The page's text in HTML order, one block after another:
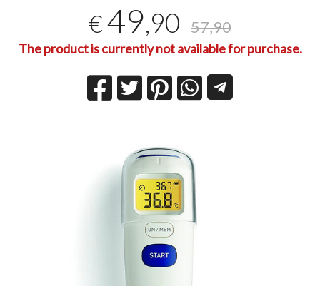
€49,90 57,90
The product is currently not available for purchase.